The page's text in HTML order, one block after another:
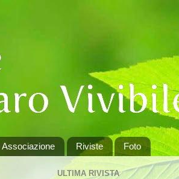
Associazione Riviste Foto
ULTIMA RIVISTA